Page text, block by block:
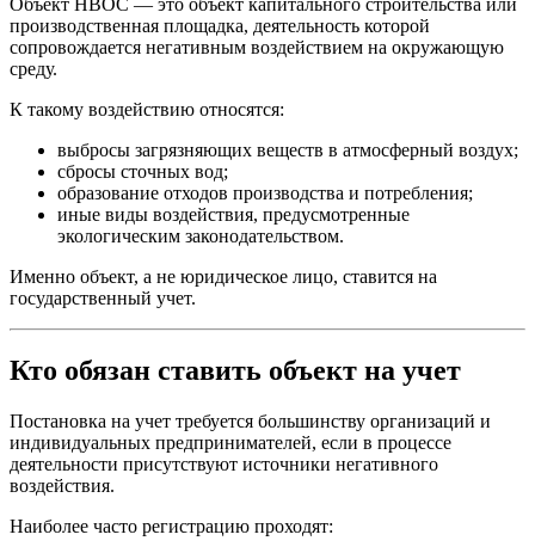
Объект НВОС — это объект капитального строительства или
производственная площадка, деятельность которой
сопровождается негативным воздействием на окружающую
среду.
К такому воздействию относятся:
выбросы загрязняющих веществ в атмосферный воздух;
сбросы сточных вод;
образование отходов производства и потребления;
иные виды воздействия, предусмотренные
экологическим законодательством.
Именно объект, а не юридическое лицо, ставится на
государственный учет.
Кто обязан ставить объект на учет
Постановка на учет требуется большинству организаций и
индивидуальных предпринимателей, если в процессе
деятельности присутствуют источники негативного
воздействия.
Наиболее часто регистрацию проходят: